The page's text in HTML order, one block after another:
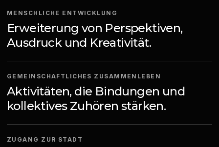
MENSCHLICHE ENTWICKLUNG
Erweiterung von Perspektiven,
Ausdruck und Kreativität.
GEMEINSCHAFTLICHES ZUSAMMENLEBEN
Aktivitäten, die Bindungen und
kollektives Zuhören stärken.
ZUGANG ZUR STADT